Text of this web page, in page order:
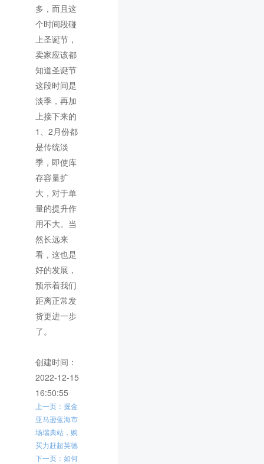
多，而且这
个时间段碰
上圣诞节，
卖家应该都
知道圣诞节
这段时间是
淡季，再加
上接下来的
1、2月份都
是传统淡
季，即使库
存容量扩
大，对于单
量的提升作
用不大。当
然长远来
看，这也是
好的发展，
预示着我们
距离正常发
货更进一步
了。
创建时间：
2022-12-15
16:50:55
上一页：掘金
亚马逊蓝海市
场瑞典站，购
买力赶超英德
下一页：如何